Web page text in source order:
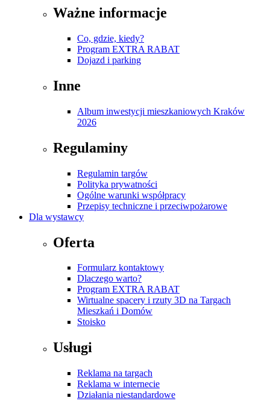
Ważne informacje
Co, gdzie, kiedy?
Program EXTRA RABAT
Dojazd i parking
Inne
Album inwestycji mieszkaniowych Kraków
2026
Regulaminy
Regulamin targów
Polityka prywatności
Ogólne warunki współpracy
Przepisy techniczne i przeciwpożarowe
Dla wystawcy
Oferta
Formularz kontaktowy
Dlaczego warto?
Program EXTRA RABAT
Wirtualne spacery i rzuty 3D na Targach
Mieszkań i Domów
Stoisko
Usługi
Reklama na targach
Reklama w internecie
Działania niestandardowe